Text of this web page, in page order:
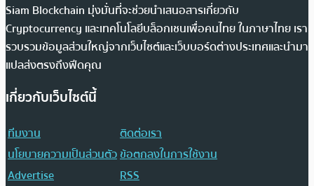
Siam Blockchain มุ่งมั่นที่จะช่วยนำเสนอสารเกี่ยวกับ
Cryptocurrency และเทคโนโลยีบล็อกเชนเพื่อคนไทย ในภาษาไทย เรา
รวบรวมข้อมูลส่วนใหญ่จากเว็บไซต์และเว็บบอร์ดต่างประเทศและนำมา
แปลส่งตรงถึงฟีดคุณ
เกี่ยวกับเว็บไซต์นี้
ทีมงาน
ติดต่อเรา
นโยบายความเป็นส่วนตัวข้อตกลงในการใช้งาน
Advertise
RSS